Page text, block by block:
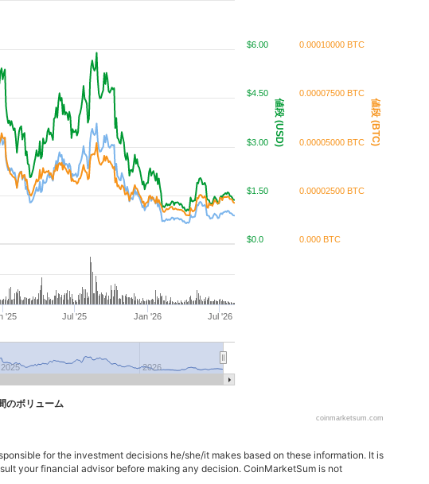
値段 (USD) 値段 (BTC)
のボリューム
'25 Jan '26
Jul '25 Jul '26
2025 2026
$0.0
$1.50
$3.00
$4.50
$6.00
0.000 BTC
0.00002500 BTC
0.00005000 BTC
0.00007500 BTC
0.00010000 BTC
coinmarketsum.com
for the investment decisions he/she/it makes based on these information. It is
your financial advisor before making any decision. CoinMarketSum is not